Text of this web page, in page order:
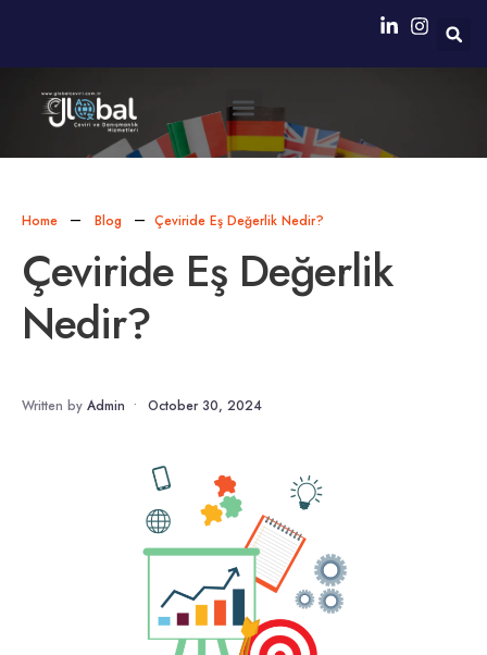
Home Blog Çeviride Eş Değerlik Nedir?
Çeviride Eş Değerlik
Nedir?
Written by Admin • October 30, 2024